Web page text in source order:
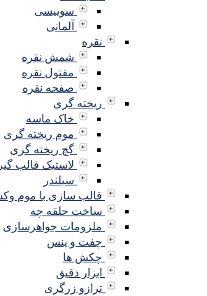
سوییسی
آلمانی
نقره
شمش نقره
مفتول نقره
صفحه نقره
ریخته گری
خاک ماسه
موم ریخته گری
گچ ریخته گری
لاستیک قالب گیری
سیلندر
قالب سازی با موم وکس
ساخت حلقه چه
ملزومات جواهرسازی
چفت و پنس
چکش ها
ابزار دقیق
ترازو زرگری